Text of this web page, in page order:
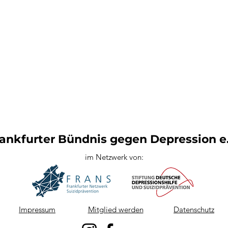
Bündnis gegen Depression
im Netzwerk von:
Impressum Mitglied werden Datenschutz